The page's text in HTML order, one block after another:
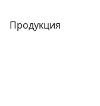
Продукция